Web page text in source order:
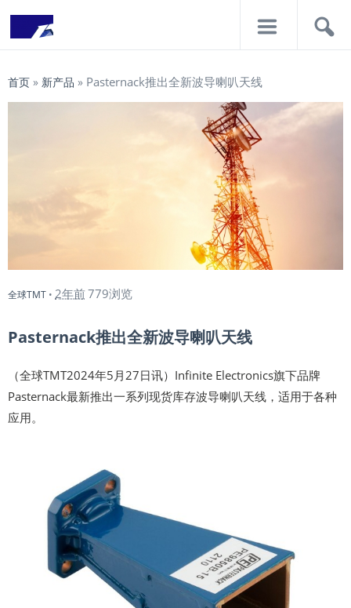
首页 » 新产品 » Pasternack推出全新波导喇叭天线
全球TMT • 2年前779浏览
Pasternack推出全新波导喇叭天线
（全球TMT2024年5月27日讯）Infinite Electronics旗下品牌
Pasternack最新推出一系列现货库存波导喇叭天线，适用于各种
应用。